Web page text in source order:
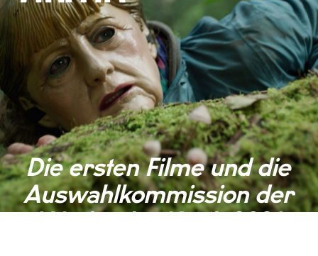
Die ersten Filme und die
Auswahlkommission der